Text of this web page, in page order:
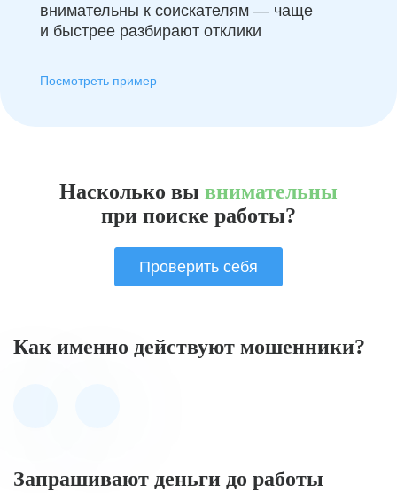
внимательны к соискателям — чаще
и быстрее разбирают отклики
Посмотреть пример
Насколько вы внимательны
при поиске работы?
Проверить себя
Как именно действуют мошенники?
Запрашивают деньги до работы